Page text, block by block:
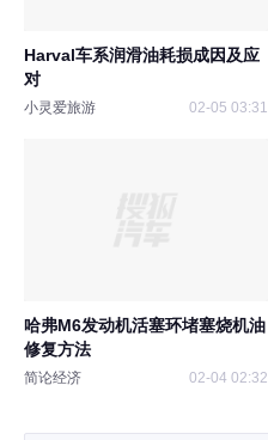
Harval车系润滑油耗损成因及应
对
小灵爱旅游 02-05 03:31
哈弗M6发动机活塞环堵塞烧机油
修复方法
简论经济 02-04 02:32